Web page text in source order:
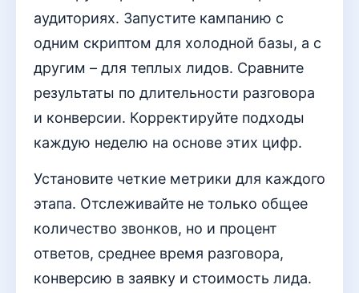
аудиториях. Запустите кампанию с
одним скриптом для холодной базы, а с
другим – для теплых лидов. Сравните
результаты по длительности разговора
и конверсии. Корректируйте подходы
каждую неделю на основе этих цифр.
Установите четкие метрики для каждого
этапа. Отслеживайте не только общее
количество звонков, но и процент
ответов, среднее время разговора,
конверсию в заявку и стоимость лида.